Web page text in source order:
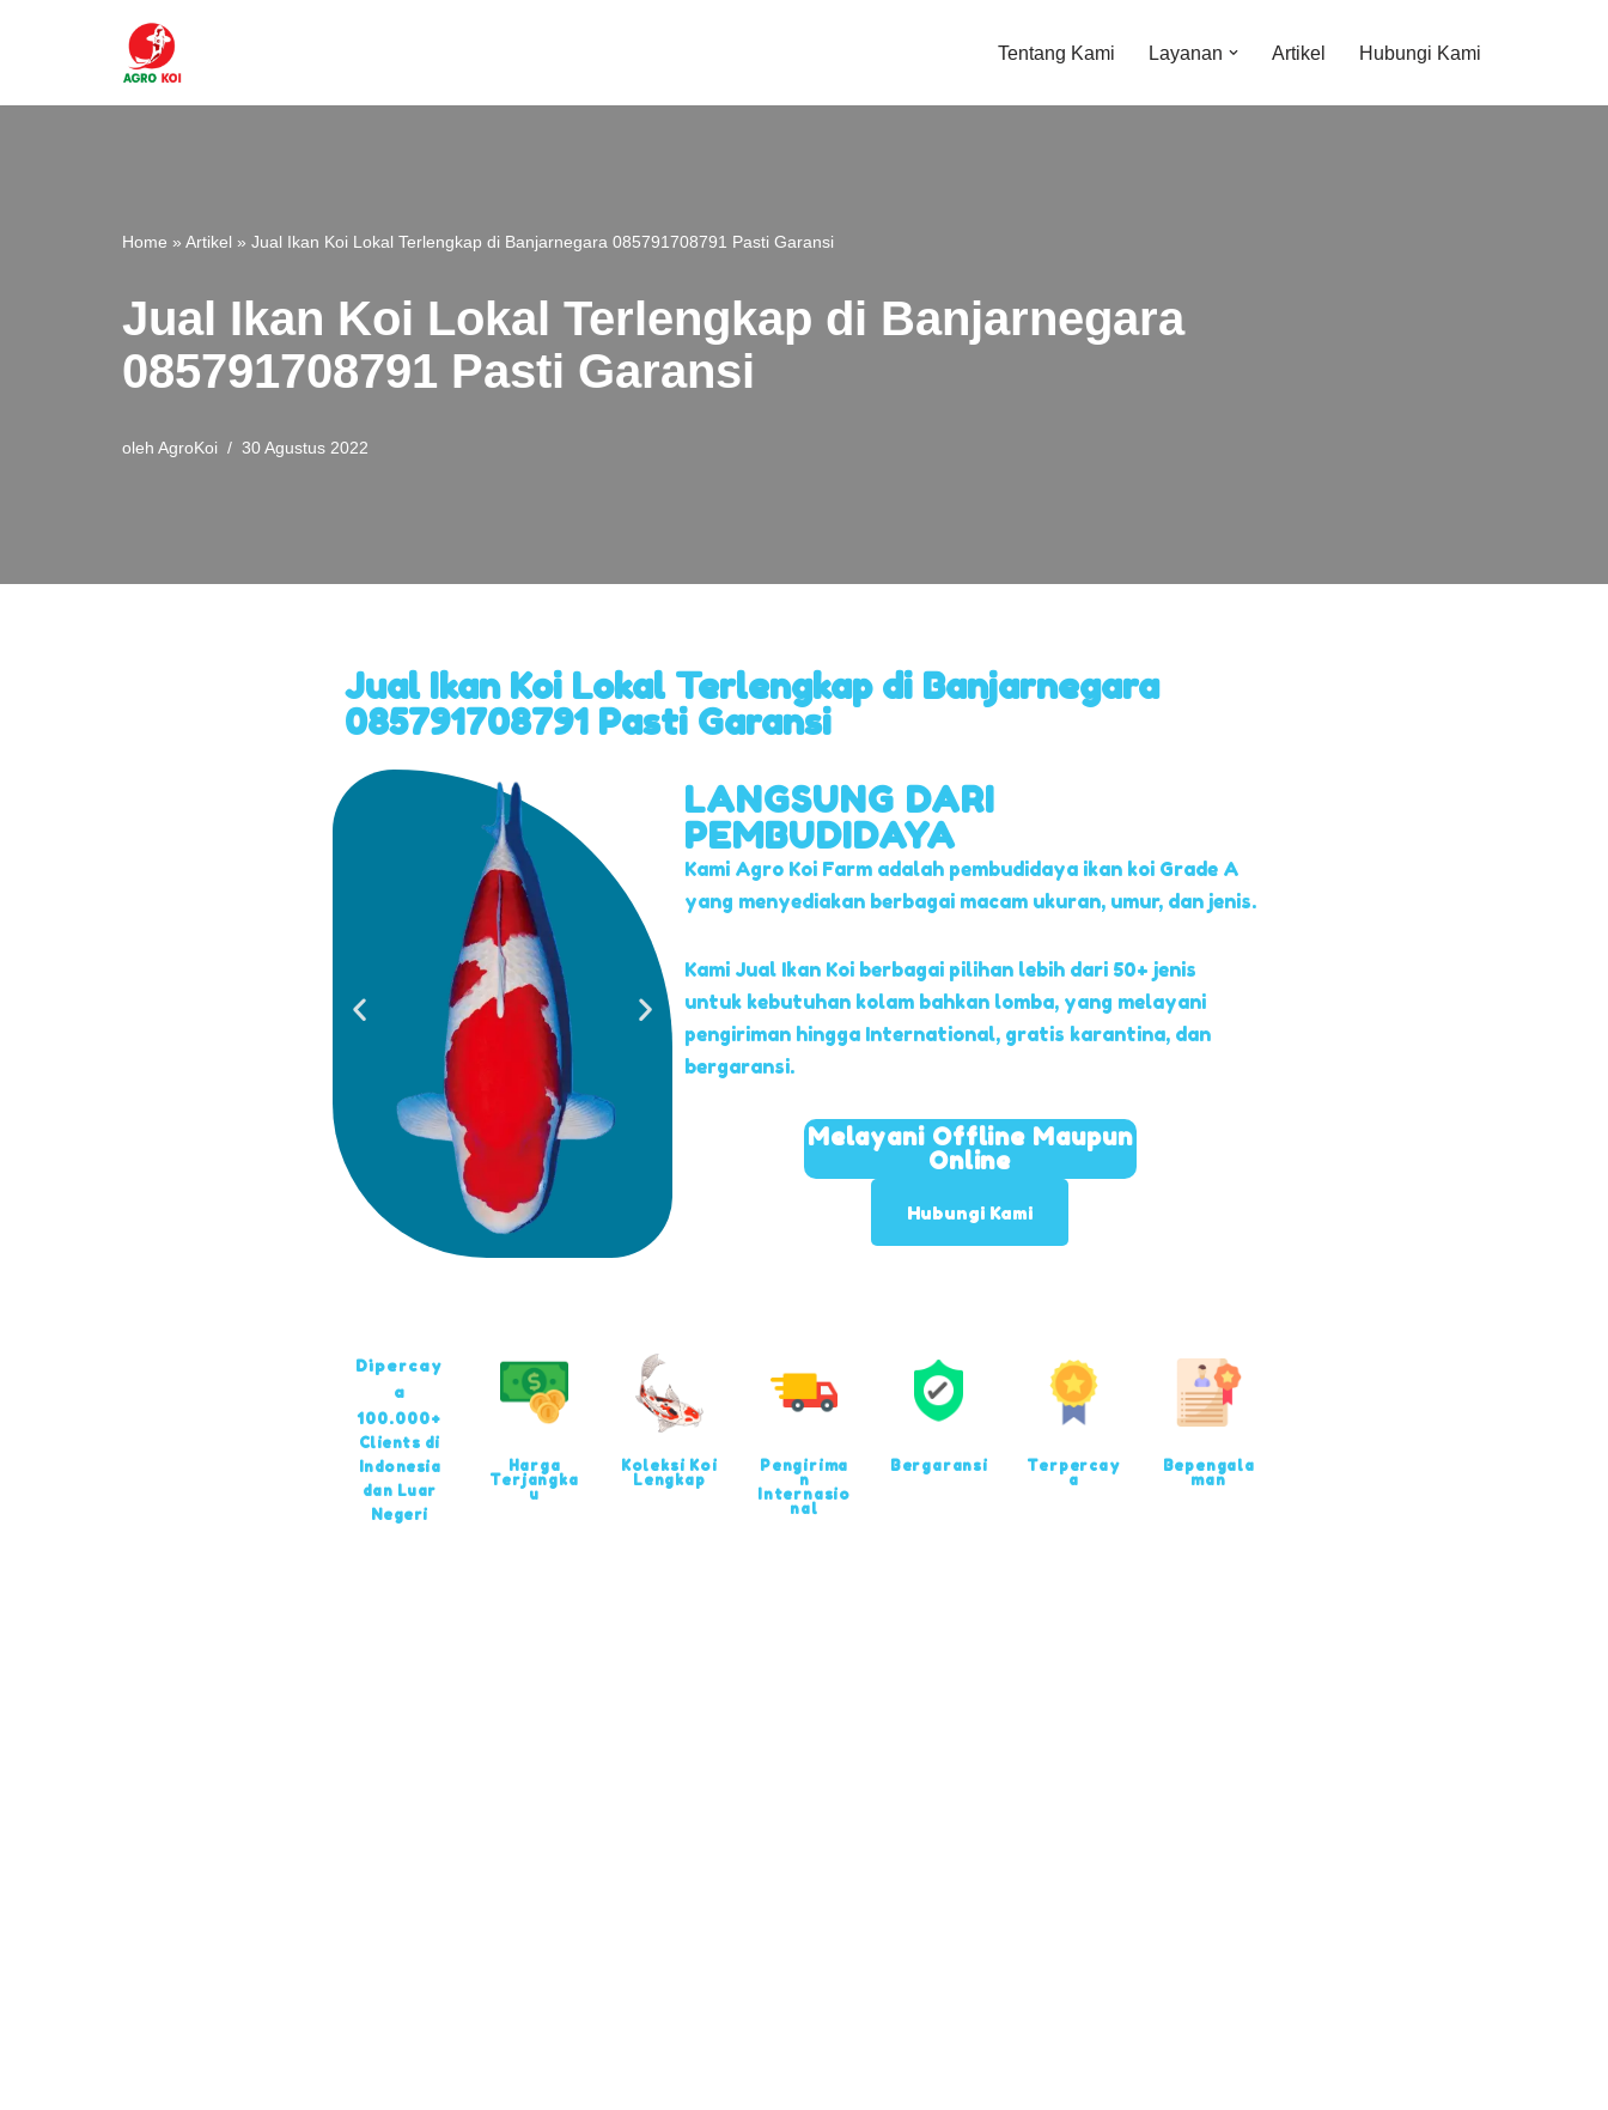
Tentang Kami Layanan Artikel Hubungi Kami
Home » Artikel » Jual Ikan Koi Lokal Terlengkap di Banjarnegara 085791708791 Pasti Garansi
Jual Ikan Koi Lokal Terlengkap di Banjarnegara
085791708791 Pasti Garansi
oleh AgroKoi 30 Agustus 2022
Jual Ikan Koi Lokal Terlengkap di Banjarnegara
085791708791 Pasti Garansi
LANGSUNG DARI
PEMBUDIDAYA
Kami Agro Koi Farm adalah pembudidaya ikan koi Grade A
yang menyediakan berbagai macam ukuran, umur, dan jenis.
Kami Jual Ikan Koi berbagai pilihan lebih dari 50+ jenis
untuk kebutuhan kolam bahkan lomba, yang melayani
pengiriman hingga International, gratis karantina, dan
bergaransi.
Melayani Offline Maupun
Online
Hubungi Kami
Dipercay
a
100.000+
Clients di
Indonesia
dan Luar
Negeri
Harga
Terjangka
u
Koleksi Koi
Lengkap
Pengirima
n
Internasio
nal
Bergaransi
Terpercay
a
Bepengala
man